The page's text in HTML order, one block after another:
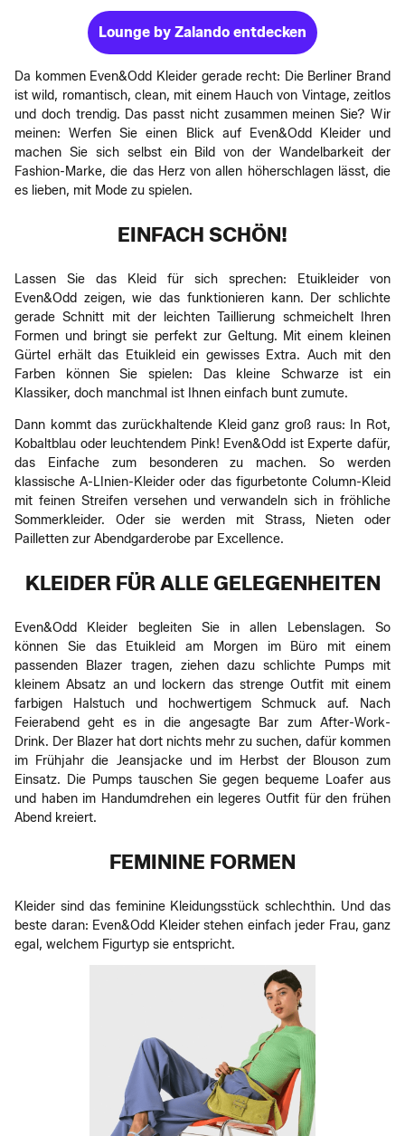
Lounge by Zalando entdecken
Da kommen Even&Odd Kleider gerade recht: Die Berliner Brand
ist wild, romantisch, clean, mit einem Hauch von Vintage, zeitlos
und doch trendig. Das passt nicht zusammen meinen Sie? Wir
meinen: Werfen Sie einen Blick auf Even&Odd Kleider und
machen Sie sich selbst ein Bild von der Wandelbarkeit der
Fashion-Marke, die das Herz von allen höherschlagen lässt, die
es lieben, mit Mode zu spielen.
EINFACH SCHÖN!
Lassen Sie das Kleid für sich sprechen: Etuikleider von
Even&Odd zeigen, wie das funktionieren kann. Der schlichte
gerade Schnitt mit der leichten Taillierung schmeichelt Ihren
Formen und bringt sie perfekt zur Geltung. Mit einem kleinen
Gürtel erhält das Etuikleid ein gewisses Extra. Auch mit den
Farben können Sie spielen: Das kleine Schwarze ist ein
Klassiker, doch manchmal ist Ihnen einfach bunt zumute.
Dann kommt das zurückhaltende Kleid ganz groß raus: In Rot,
Kobaltblau oder leuchtendem Pink! Even&Odd ist Experte dafür,
das Einfache zum besonderen zu machen. So werden
klassische A-LInien-Kleider oder das figurbetonte Column-Kleid
mit feinen Streifen versehen und verwandeln sich in fröhliche
Sommerkleider. Oder sie werden mit Strass, Nieten oder
Pailletten zur Abendgarderobe par Excellence.
KLEIDER FÜR ALLE GELEGENHEITEN
Even&Odd Kleider begleiten Sie in allen Lebenslagen. So
können Sie das Etuikleid am Morgen im Büro mit einem
passenden Blazer tragen, ziehen dazu schlichte Pumps mit
kleinem Absatz an und lockern das strenge Outfit mit einem
farbigen Halstuch und hochwertigem Schmuck auf. Nach
Feierabend geht es in die angesagte Bar zum After-Work-
Drink. Der Blazer hat dort nichts mehr zu suchen, dafür kommen
im Frühjahr die Jeansjacke und im Herbst der Blouson zum
Einsatz. Die Pumps tauschen Sie gegen bequeme Loafer aus
und haben im Handumdrehen ein legeres Outfit für den frühen
Abend kreiert.
FEMININE FORMEN
Kleider sind das feminine Kleidungsstück schlechthin. Und das
beste daran: Even&Odd Kleider stehen einfach jeder Frau, ganz
egal, welchem Figurtyp sie entspricht.